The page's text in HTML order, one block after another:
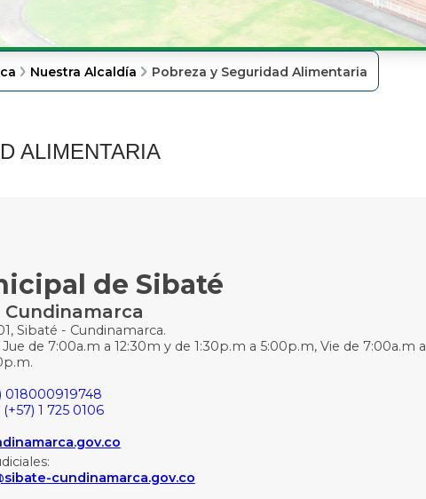
Nuestra Alcaldía Pobreza y Seguridad Alimentaria
ALIMENTARIA
de Sibaté
Sibaté - Cundinamarca.
de 7:00a.m a 12:30m y de 1:30p.m a 5:00p.m, Vie de 7:00a.m a
018000919748
(+57) 1 725 0106
cundinamarca.gov.co